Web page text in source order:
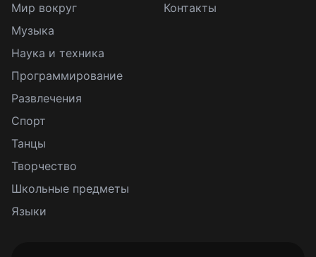
Мир вокруг
Музыка
Наука и техника
Программирование
Развлечения
Спорт
Танцы
Творчество
Школьные предметы
Языки
Контакты